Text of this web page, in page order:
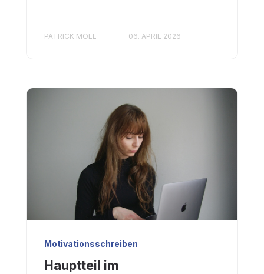
PATRICK MOLL 06. APRIL 2026
Motivationsschreiben
Hauptteil im